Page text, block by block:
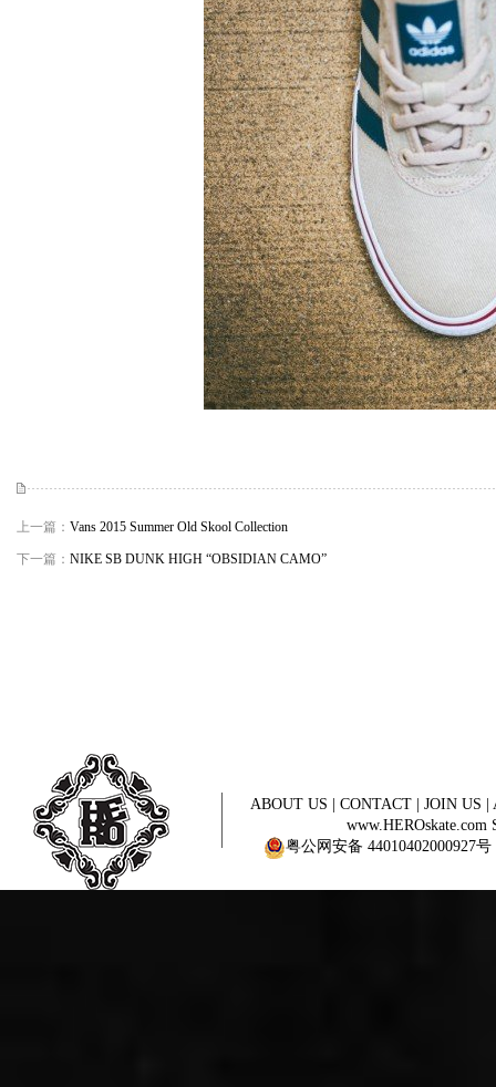
上一篇： Vans 2015 Summer Old Skool Collection
下一篇： NIKE SB DUNK HIGH “OBSIDIAN CAMO”
ABOUT US CONTACT JOIN US
www.HEROskate.com
粤公网安备 44010402000927号